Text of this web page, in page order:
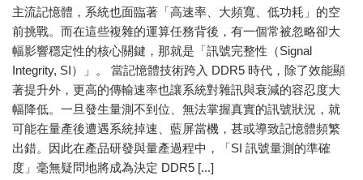
主流記憶體，系統也面臨著「高速率、大頻寬、低功耗」的空
前挑戰。而在這些複雜的運算任務背後，有一個常被忽略卻大
幅影響穩定性的核心關鍵，那就是「訊號完整性（Signal
Integrity, SI）」。 當記憶體技術跨入 DDR5 時代，除了效能顯
著提升外，更高的傳輸速率也讓系統對雜訊與衰減的容忍度大
幅降低。一旦發生量測不到位、無法掌握真實的訊號狀況，就
可能在量產後遭遇系統掉速、藍屏當機，甚或導致記憶體頻繁
出錯。因此在產品研發與量產過程中，「SI 訊號量測的準確
度」毫無疑問地將成為決定 DDR5 [...]